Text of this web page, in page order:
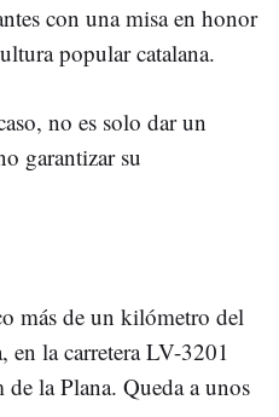
con una misa en honor
popular catalana.
no es solo dar un
garantizar su
más de un kilómetro del
en la carretera LV-3201
la Plana. Queda a unos